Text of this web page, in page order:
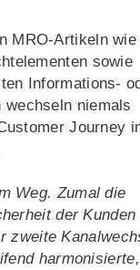
MRO-Artikeln wie
sowie
Informations-
niemals
Journey
Weg. Zumal die
der Kunden
zweite
harmonisierte,